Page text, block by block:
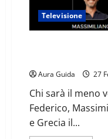
Televisione
Aura Guida 27
Chi sarà il meno
Federico,
e Grecia il...